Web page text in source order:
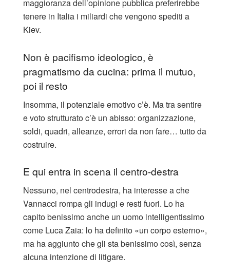
maggioranza dell’opinione pubblica preferirebbe
tenere in Italia i miliardi che vengono spediti a
Kiev.
Non è pacifismo ideologico, è
pragmatismo da cucina: prima il mutuo,
poi il resto
Insomma, il potenziale emotivo c’è. Ma tra sentire
e voto strutturato c’è un abisso: organizzazione,
soldi, quadri, alleanze, errori da non fare… tutto da
costruire.
E qui entra in scena il centro-destra
Nessuno, nel centrodestra, ha interesse a che
Vannacci rompa gli indugi e resti fuori. Lo ha
capito benissimo anche un uomo intelligentissimo
come Luca Zaia: lo ha definito «un corpo esterno»,
ma ha aggiunto che gli sta benissimo così, senza
alcuna intenzione di litigare.